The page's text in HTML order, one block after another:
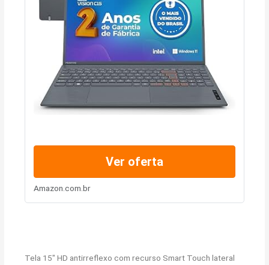
Ver oferta
Amazon.com.br
Tela 15″ HD antirreflexo com recurso Smart Touch lateral